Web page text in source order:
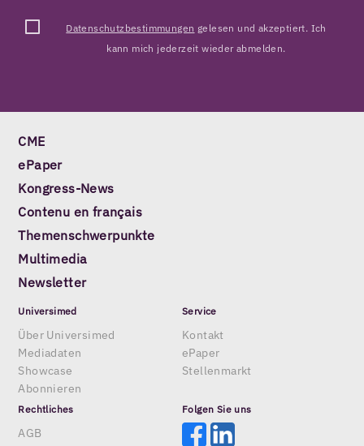
Datenschutzbestimmungen gelesen und akzeptiert. Ich
kann mich jederzeit wieder abmelden.
CME
ePaper
Kongress-News
Contenu en français
Themenschwerpunkte
Multimedia
Newsletter
Universimed
Über Universimed
Mediadaten
Showcase
Abonnieren
Service
Kontakt
ePaper
Stellenmarkt
Rechtliches
AGB
Folgen Sie uns